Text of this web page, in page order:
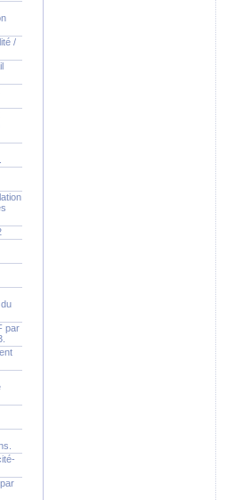
/
par